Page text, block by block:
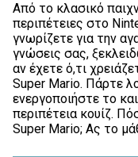
Από το κλασικό
περιπέτειες στο
γνωρίζετε για την
γνώσεις σας,
αν έχετε ό,τι
Super Mario. Πάρτε
ενεργοποιήστε το
περιπέτεια κουίζ.
Super Mario; Ας το